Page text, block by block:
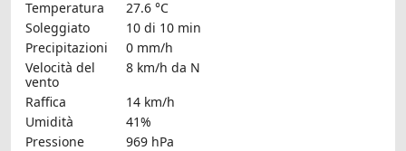
Temperatura
27.6 °C
Soleggiato
10 di 10 min
Precipitazioni
0 mm/h
Velocità del
vento
8 km/h da N
Raffica
14 km/h
Umidità
41%
Pressione
969 hPa